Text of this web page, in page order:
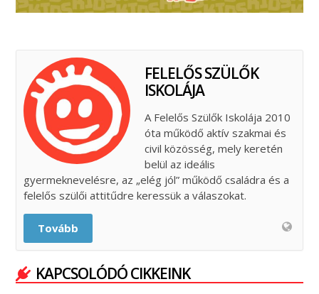
FELELŐS SZÜLŐK
ISKOLÁJA
A Felelős Szülők Iskolája 2010
óta működő aktív szakmai és
civil közösség, mely keretén
belül az ideális
gyermeknevelésre, az „elég jól” működő családra és a
felelős szülői attitűdre keressük a válaszokat.
Tovább
KAPCSOLÓDÓ CIKKEINK